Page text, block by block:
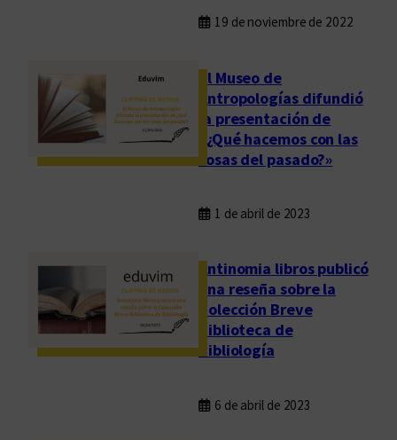
19 de noviembre de 2022
El Museo de
Antropologías difundió
la presentación de
«¿Qué hacemos con las
cosas del pasado?»
1 de abril de 2023
Antinomia libros publicó
una reseña sobre la
Colección Breve
Biblioteca de
Bibliología
6 de abril de 2023